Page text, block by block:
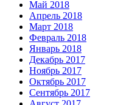
Май 2018
Апрель 2018
Март 2018
Февраль 2018
Январь 2018
Декабрь 2017
Ноябрь 2017
Октябрь 2017
Сентябрь 2017